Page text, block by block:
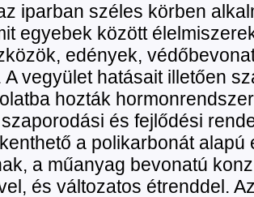
iparban széles körben
egyebek között
edények,
A vegyület hatásait illetően
hozták
és fejlődési
a polikarbonát
a műanyag bevonatú
és változatos étrenddel.